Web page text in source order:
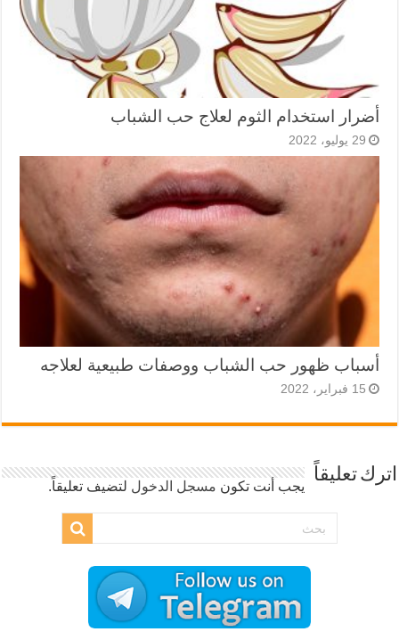
أضرار استخدام الثوم لعلاج حب الشباب
29 يوليو، 2022
أسباب ظهور حب الشباب ووصفات طبيعية لعلاجه
15 فبراير، 2022
اترك تعليقاً
يجب أنت تكون مسجل الدخول لتضيف تعليقاً.